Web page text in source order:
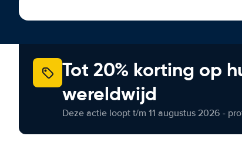
Tot 20% korting op
wereldwijd
Deze actie loopt t/m 11 augustus 2026 -